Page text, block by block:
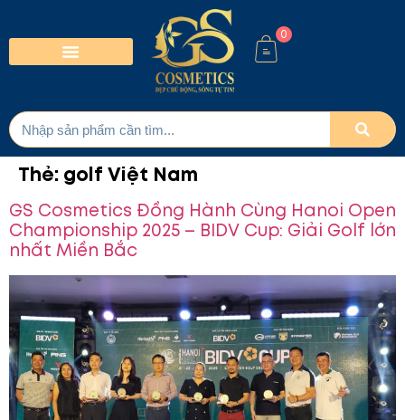
0
Thẻ: golf Việt Nam
GS Cosmetics Đồng Hành Cùng Hanoi Open
Championship 2025 – BIDV Cup: Giải Golf lớn
nhất Miền Bắc